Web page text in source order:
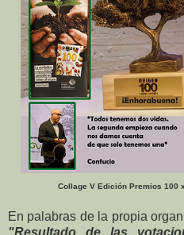
Collage V Edición Premios 100
En palabras de la propia
"Resultado de las